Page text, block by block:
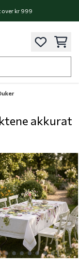
over kr 999
akkurat